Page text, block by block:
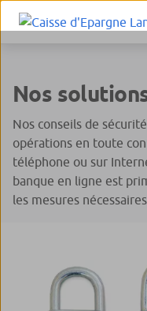
Nos
Nos conseils de
opérations en toute
téléphone ou sur
banque en ligne est
les mesures